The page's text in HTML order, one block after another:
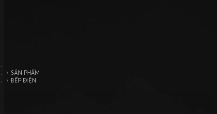
SẢN PHẨM
BẾP ĐIỆN